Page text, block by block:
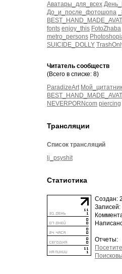
Аватары_для_всех
До_и_после_фотошопа
fonts enjoy_this FotoZhaba
metro_persons
SUICIDE_DOLLY
Читатель сообществ
(Всего в списке: 8)
ParadizeArt Мой_цитатник
NEVERPORNcom piercing
Трансляции
Список трансляций
lj_psyshit
Статистика
Создан:
Записей:
Отчеты: